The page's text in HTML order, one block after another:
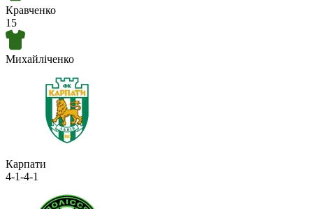
Кравченко
15
Михайліченко
Карпати
4-1-4-1